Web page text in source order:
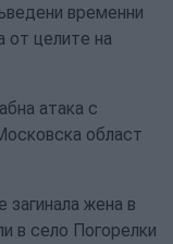
временни
от целите на
атака с
област
загинала жена в
в село Погорелки